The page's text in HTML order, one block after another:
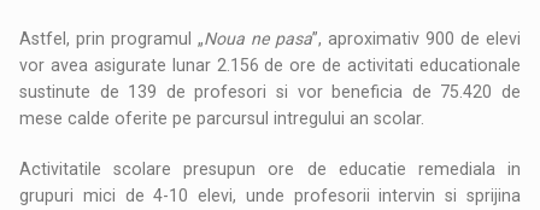
Astfel, prin programul „Noua ne pasa”, aproximativ 900 de elevi
vor avea asigurate lunar 2.156 de ore de activitati educationale
sustinute de 139 de profesori si vor beneficia de 75.420 de
mese calde oferite pe parcursul intregului an scolar.
Activitatile scolare presupun ore de educatie remediala in
grupuri mici de 4-10 elevi, unde profesorii intervin si sprijina